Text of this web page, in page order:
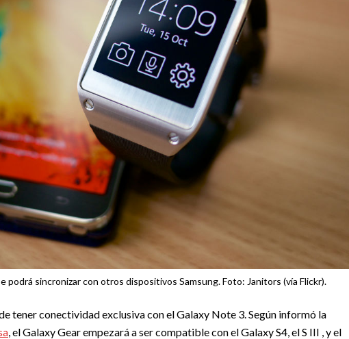
podrá sincronizar con otros dispositivos Samsung. Foto: Janitors (vía Flickr).
tener conectividad exclusiva con el Galaxy Note 3. Según informó la
, el Galaxy Gear empezará a ser compatible con el Galaxy S4, el S III , y el